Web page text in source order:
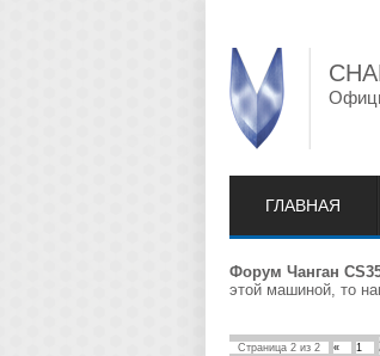
ГЛАВНАЯ
Форум Чанган
этой машиной, то
Страница 2 из 2 « 1